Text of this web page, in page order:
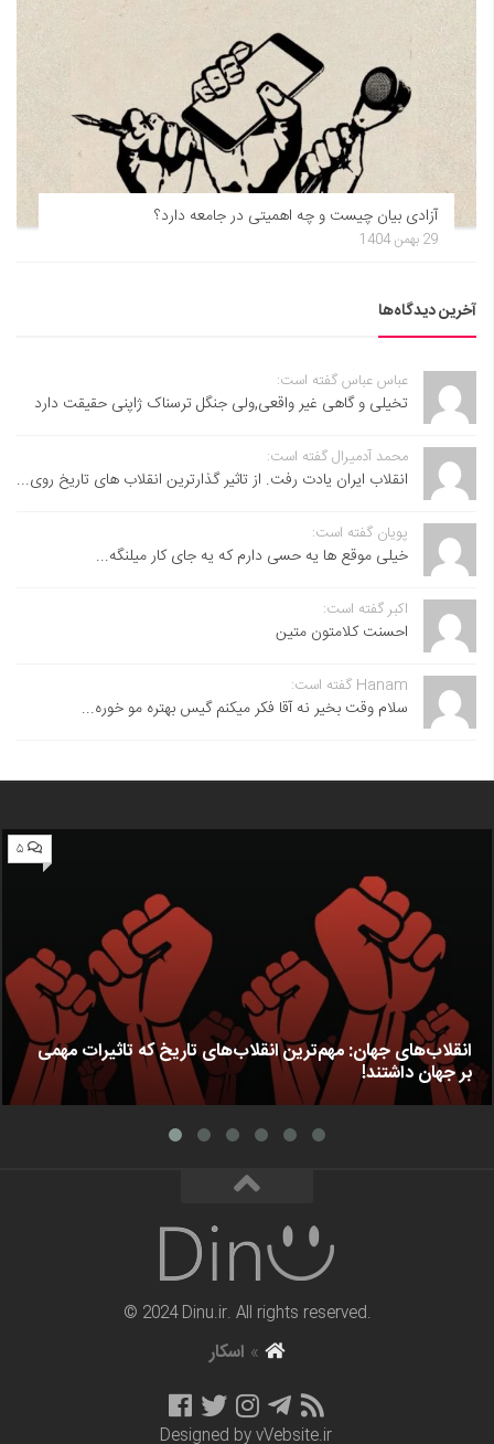
آزادی بیان چیست و چه اهمیتی در جامعه دارد؟
29 بهمن 1404
آخرین دیدگاه‌ها
عباس عباس گفته است:
تخیلی و گاهی غیر واقعی,ولی جنگل ترسناک ژاپنی حقیقت دارد
محمد آدمیرال گفته است:
انقلاب ایران یادت رفت. از تاثیر گذارترین انقلاب های تاریخ روی...
پویان گفته است:
خیلی موقع ها یه حسی دارم که یه جای کار میلنگه...
اکبر گفته است:
احسنت ‌کلامتون متین
Hanam گفته است:
سلام وقت بخیر نه آقا فکر میکنم گیس بهتره مو خوره...
۵
انقلاب‌های جهان: مهم‌ترین انقلاب‌های تاریخ که تاثیرات مهمی
بر جهان داشتند!
© 2024 Dinu.ir. All rights reserved.
» اسکار
Designed byvVebsite.ir